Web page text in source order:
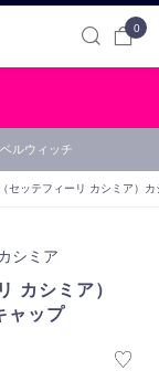
0
ルウィッチ
セッテフィーリ カシミア） カ
シミア
カシミア）
ャップ